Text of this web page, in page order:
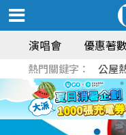
演唱會 優惠著數
熱門關鍵字： 公屋